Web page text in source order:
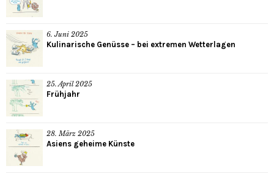
6. Juni 2025
Kulinarische Genüsse – bei extremen Wetterlagen
25. April 2025
Frühjahr
28. März 2025
Asiens geheime Künste